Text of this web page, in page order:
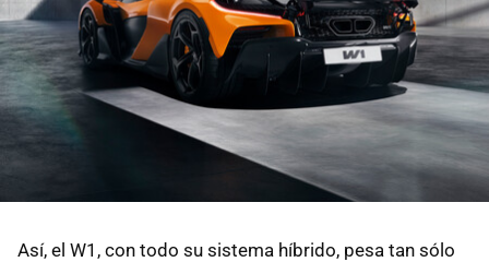
Así, el W1, con todo su sistema híbrido, pesa tan sólo